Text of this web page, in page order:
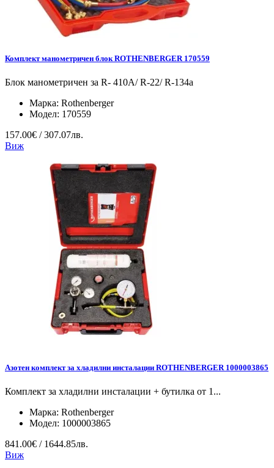
Комплект манометричен блок ROTHENBERGER 170559
Блок манометричен за R- 410A/ R-22/ R-134a
Марка: Rothenberger
Модел: 170559
157.00€ / 307.07лв.
Виж
Азотен комплект за хладилни инсталации ROTHENBERGER 1000003865
Комплект за хладилни инсталации + бутилка от 1...
Марка: Rothenberger
Модел: 1000003865
841.00€ / 1644.85лв.
Виж